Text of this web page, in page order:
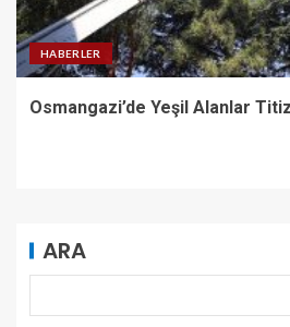
HABERLER
Osmangazi’de Yeşil Alanlar
ARA